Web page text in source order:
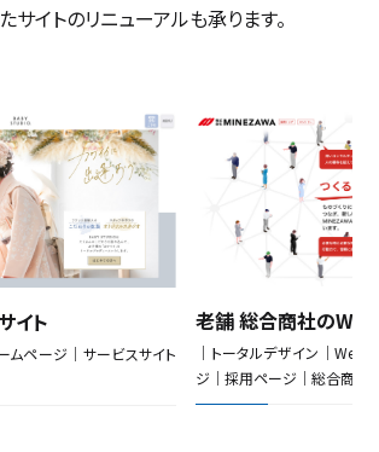
サイトのリニューアルも承ります。
イト
ムページ｜サービスサイト
老舗 総合商社の
｜トータルデザイン｜Web
ジ｜採用ページ｜総合商社